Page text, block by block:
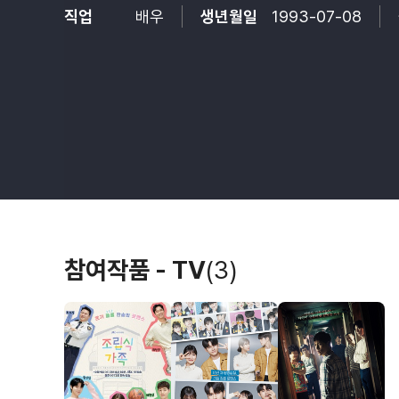
직업 배우 생년월일 1993-07-08
참여작품 - TV(3)